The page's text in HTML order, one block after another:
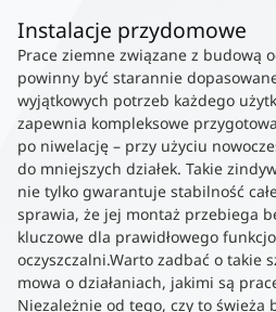
Instalacje przydomowe
Prace ziemne związane z budową
powinny być starannie
wyjątkowych potrzeb każdego
zapewnia kompleksowe
po niwelację – przy użyciu
do mniejszych działek. Takie
nie tylko gwarantuje stabilność
sprawia, że jej montaż przebiega
kluczowe dla prawidłowego
oczyszczalni.Warto zadbać o takie
mowa o działaniach, jakimi są
Niezależnie od tego, czy to świeża